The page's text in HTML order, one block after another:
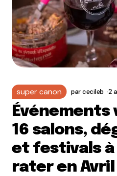
super canon parcecileb 2
Événements
16 salons,
et festivals à
rater en Avril